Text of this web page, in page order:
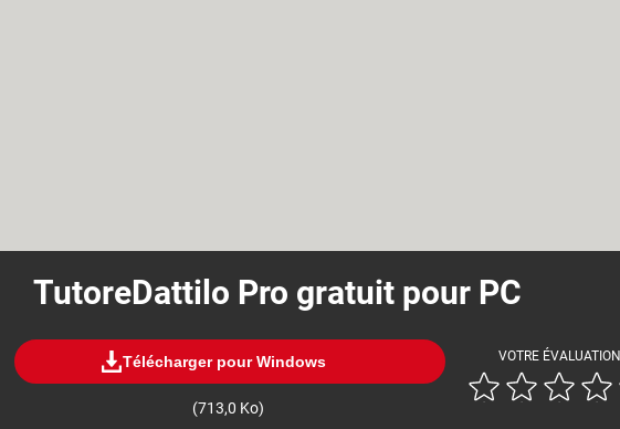
TutoreDattilo Pro gratuit pour PC
Télécharger pour Windows
(713,0 Ko)
VOTRE ÉVALUATION